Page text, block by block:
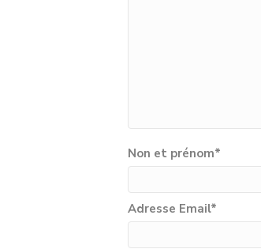
Non et prénom*
Adresse Email*